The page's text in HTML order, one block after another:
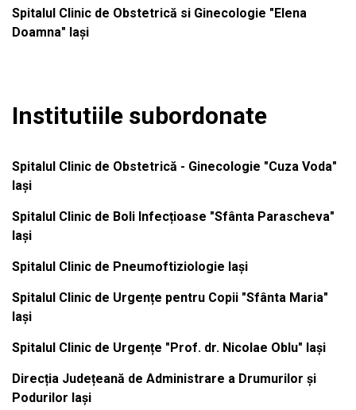
Spitalul Clinic de Obstetrică si Ginecologie "Elena
Doamna" Iași
Institutiile subordonate
Spitalul Clinic de Obstetrică - Ginecologie "Cuza Voda"
Iași
Spitalul Clinic de Boli Infecțioase "Sfânta Parascheva"
Iași
Spitalul Clinic de Pneumoftiziologie Iași
Spitalul Clinic de Urgențe pentru Copii "Sfânta Maria"
Iași
Spitalul Clinic de Urgențe "Prof. dr. Nicolae Oblu" Iași
Direcția Județeană de Administrare a Drumurilor și
Podurilor Iași